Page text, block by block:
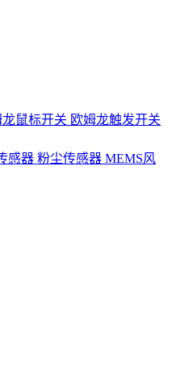
龙鼠标开关 欧姆龙触发开关
感器 粉尘传感器 MEMS风